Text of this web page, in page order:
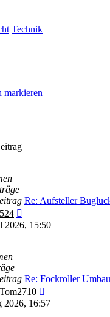
Technik
markieren
Re: Aufsteller
Beitrag
2026, 15:50
Re: Fockroller Umbau
Beitrag
2026, 16:57